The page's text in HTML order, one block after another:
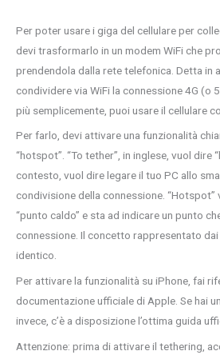
Per poter usare i giga del cellulare per
devi trasformarlo in un modem WiFi che
prendendola dalla rete telefonica. Detta in
condividere via WiFi la connessione 4G (o
più semplicemente, puoi usare il cellulare
Per farlo, devi attivare una funzionalità
“hotspot”. “To tether”, in inglese, vuol dire
contesto, vuol dire legare il tuo PC allo
condivisione della connessione.
“punto caldo” e sta ad indicare un punto
connessione. Il concetto rappresentato
identico.
Per attivare la funzionalità su iPhone, fai
documentazione ufficiale di Apple. Se hai
invece, c’è a disposizione l’ottima guida
Attenzione: prima di attivare il tethering,